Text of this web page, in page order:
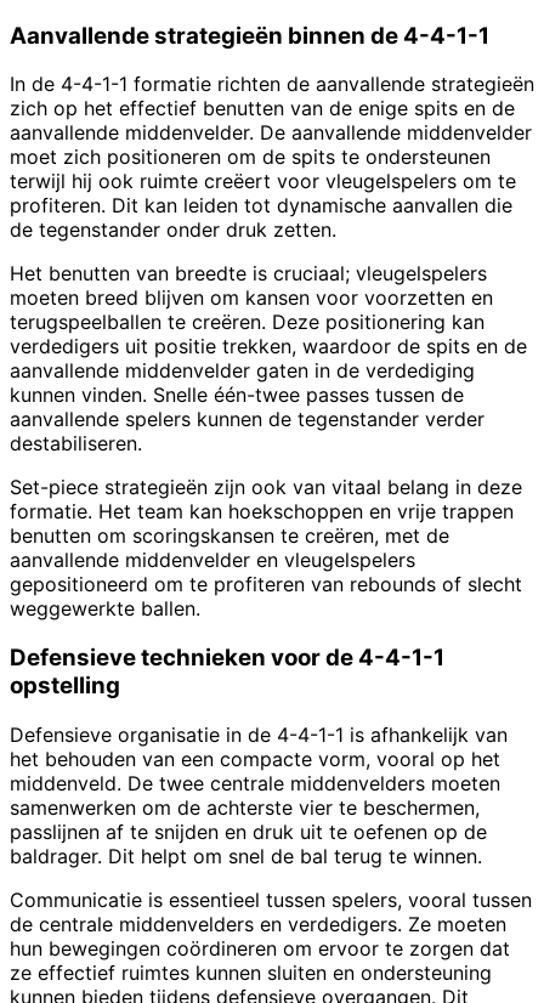
Aanvallende strategieën binnen de 4-4-1-1
In de 4-4-1-1 formatie richten de aanvallende strategieën
zich op het effectief benutten van de enige spits en de
aanvallende middenvelder. De aanvallende middenvelder
moet zich positioneren om de spits te ondersteunen
terwijl hij ook ruimte creëert voor vleugelspelers om te
profiteren. Dit kan leiden tot dynamische aanvallen die
de tegenstander onder druk zetten.
Het benutten van breedte is cruciaal; vleugelspelers
moeten breed blijven om kansen voor voorzetten en
terugspeelballen te creëren. Deze positionering kan
verdedigers uit positie trekken, waardoor de spits en de
aanvallende middenvelder gaten in de verdediging
kunnen vinden. Snelle één-twee passes tussen de
aanvallende spelers kunnen de tegenstander verder
destabiliseren.
Set-piece strategieën zijn ook van vitaal belang in deze
formatie. Het team kan hoekschoppen en vrije trappen
benutten om scoringskansen te creëren, met de
aanvallende middenvelder en vleugelspelers
gepositioneerd om te profiteren van rebounds of slecht
weggewerkte ballen.
Defensieve technieken voor de 4-4-1-1
opstelling
Defensieve organisatie in de 4-4-1-1 is afhankelijk van
het behouden van een compacte vorm, vooral op het
middenveld. De twee centrale middenvelders moeten
samenwerken om de achterste vier te beschermen,
passlijnen af te snijden en druk uit te oefenen op de
baldrager. Dit helpt om snel de bal terug te winnen.
Communicatie is essentieel tussen spelers, vooral tussen
de centrale middenvelders en verdedigers. Ze moeten
hun bewegingen coördineren om ervoor te zorgen dat
ze effectief ruimtes kunnen sluiten en ondersteuning
kunnen bieden tijdens defensieve overgangen. Dit